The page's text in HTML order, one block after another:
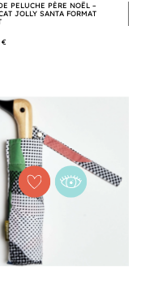
PELUCHE PÈRE NOËL –
JOLLY SANTA FORMAT
€